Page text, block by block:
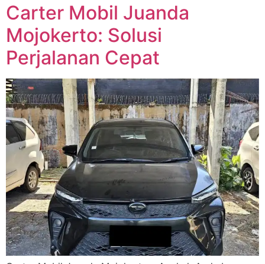
Carter Mobil Juanda
Mojokerto: Solusi
Perjalanan Cepat